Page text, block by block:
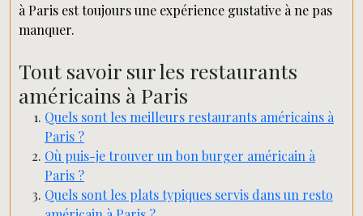
à Paris est toujours une expérience gustative à ne pas
manquer.
Tout savoir sur les restaurants
américains à Paris
Quels sont les meilleurs restaurants américains à
Paris ?
Où puis-je trouver un bon burger américain à
Paris ?
Quels sont les plats typiques servis dans un resto